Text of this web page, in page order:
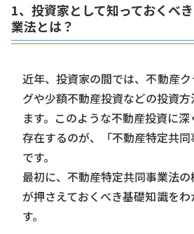
1、投資家として知っておくべ
業法とは？
近年、投資家の間では、不動産
グや少額不動産投資などの投資
ます。このような不動産投資に
存在するのが、「不動産特定共同
です。
最初に、不動産特定共同事業法
が押さえておくべき基礎知識を
す。